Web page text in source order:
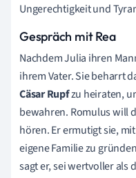
Ungerechtigkeit und
Gespräch mit Rea
Nachdem Julia ihren
ihrem Vater. Sie beharrt
Cäsar Rupfzu heiraten,
bewahren. Romulus will
hören. Er ermutigt sie, mit
eigene Familie zu
sagt er, sei wertvoller als